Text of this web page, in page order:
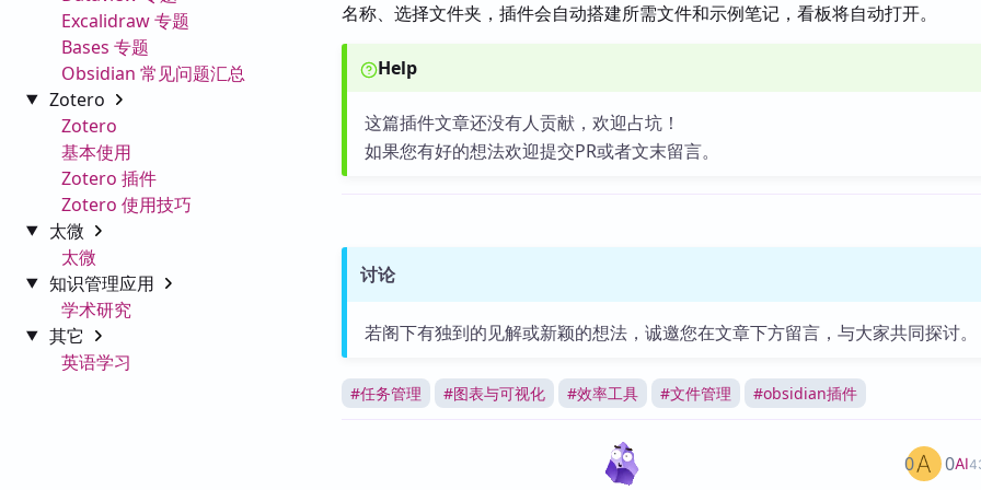
Excalidraw 专题
Bases 专题
Obsidian 常见问题汇总
Zotero
Zotero
基本使用
Zotero 插件
Zotero 使用技巧
太微
太微
知识管理应用
学术研究
其它
英语学习
名称、选择文件夹，插件会自动搭建所需文件和示例笔记，看板将自动打开。
Help
这篇插件文章还没有人贡献，欢迎占坑！
如果您有好的想法欢迎提交PR或者文末留言。
讨论
若阁下有独到的见解或新颖的想法，诚邀您在文章下方留言，与大家共同探讨。
#任务管理 #图表与可视化 #效率工具 #文件管理 #obsidian插件
AI
0 0